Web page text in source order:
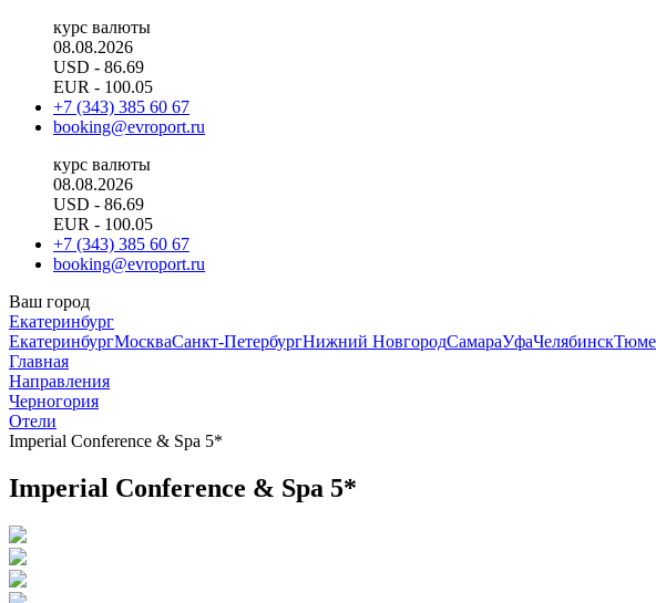
курс валюты
08.08.2026
USD - 86.69
EUR - 100.05
+7 (343) 385 60 67
booking@evroport.ru
курс валюты
08.08.2026
USD - 86.69
EUR - 100.05
+7 (343) 385 60 67
booking@evroport.ru
Ваш город
Екатеринбург
ЕкатеринбургМоскваСанкт-ПетербургНижний НовгородСамараУфаЧелябинск
Главная
Направления
Черногория
Отели
Imperial Conference & Spa 5*
Imperial Conference & Spa 5*